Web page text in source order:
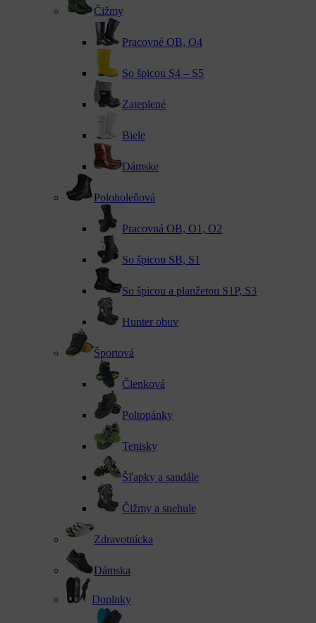
Čižmy
Pracovné OB, O4
So špicou S4 – S5
Zateplené
Biele
Dámske
Poloholeňová
Pracovná OB, O1, O2
So špicou SB, S1
So špicou a planžetou S1P, S3
Hunter obuv
Športová
Členková
Poltopánky
Tenisky
Šľapky a sandále
Čižmy a snehule
Zdravotnícka
Dámska
Doplnky